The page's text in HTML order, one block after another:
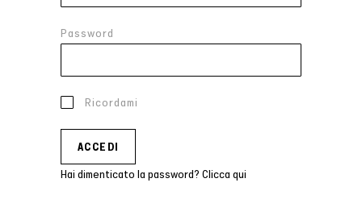
Password
Ricordami
Hai dimenticato la password? Clicca qui